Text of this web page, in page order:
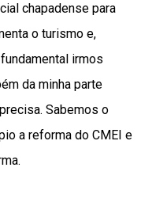
chapadense para
o turismo e,
irmos
da minha parte
Sabemos o
a reforma do CMEI e